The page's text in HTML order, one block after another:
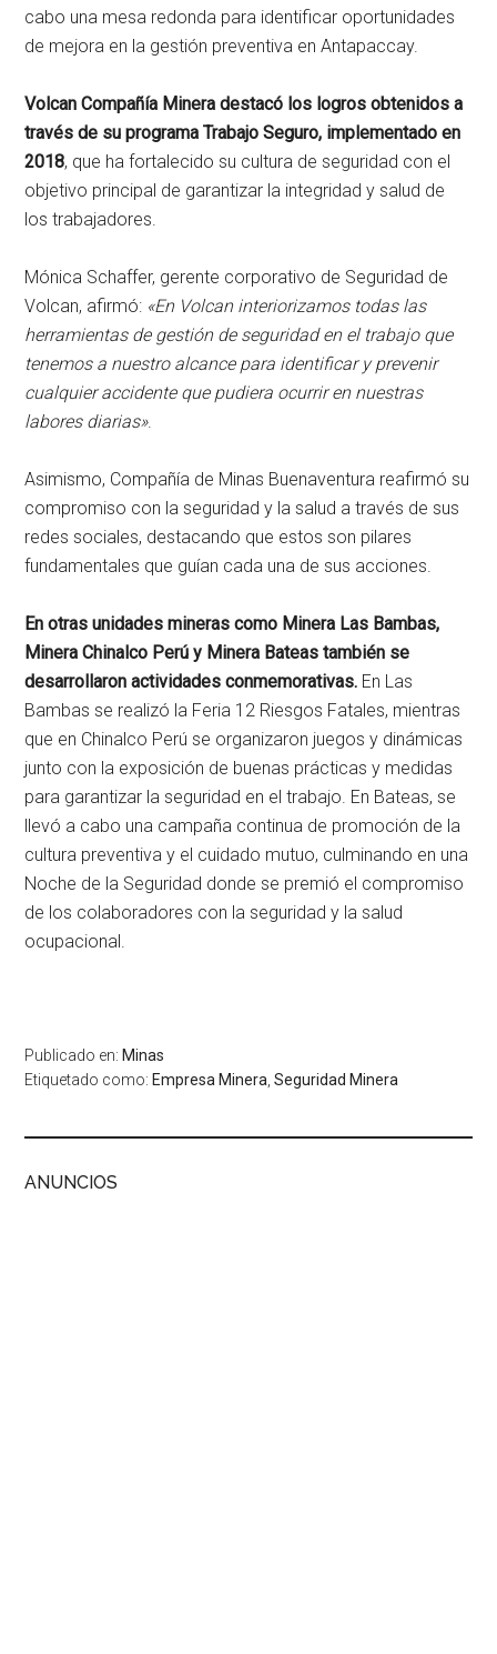
cabo una mesa redonda para identificar oportunidades
de mejora en la gestión preventiva en Antapaccay.
Volcan Compañía Minera destacó los logros obtenidos a
través de su programa Trabajo Seguro, implementado en
2018, que ha fortalecido su cultura de seguridad con el
objetivo principal de garantizar la integridad y salud de
los trabajadores.
Mónica Schaffer, gerente corporativo de Seguridad de
Volcan, afirmó: «En Volcan interiorizamos todas las
herramientas de gestión de seguridad en el trabajo que
tenemos a nuestro alcance para identificar y prevenir
cualquier accidente que pudiera ocurrir en nuestras
labores diarias».
Asimismo, Compañía de Minas Buenaventura reafirmó su
compromiso con la seguridad y la salud a través de sus
redes sociales, destacando que estos son pilares
fundamentales que guían cada una de sus acciones.
En otras unidades mineras como Minera Las Bambas,
Minera Chinalco Perú y Minera Bateas también se
desarrollaron actividades conmemorativas. En Las
Bambas se realizó la Feria 12 Riesgos Fatales, mientras
que en Chinalco Perú se organizaron juegos y dinámicas
junto con la exposición de buenas prácticas y medidas
para garantizar la seguridad en el trabajo. En Bateas, se
llevó a cabo una campaña continua de promoción de la
cultura preventiva y el cuidado mutuo, culminando en una
Noche de la Seguridad donde se premió el compromiso
de los colaboradores con la seguridad y la salud
ocupacional.
Publicado en: Minas
Etiquetado como: Empresa Minera ,Seguridad Minera
ANUNCIOS